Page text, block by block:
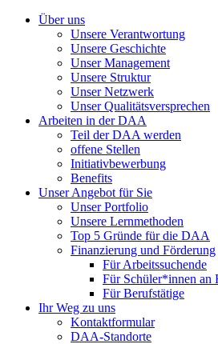
Über uns
Unsere Verantwortung
Unsere Geschichte
Unser Management
Unsere Struktur
Unser Netzwerk
Unser Qualitätsversprechen
Arbeiten in der DAA
Teil der DAA werden
offene Stellen
Initiativbewerbung
Benefits
Unser Angebot für Sie
Unser Portfolio
Unsere Lernmethoden
Top 5 Gründe für die DAA
Finanzierung und Förderung
Für Arbeitssuchende
Für Schüler*innen an
Für Berufstätige
Ihr Weg zu uns
Kontaktformular
DAA-Standorte